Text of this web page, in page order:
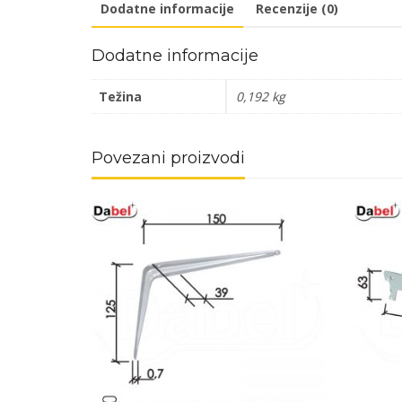
Dodatne informacije Recenzije (0)
Dodatne informacije
Težina 0,192 kg
Povezani proizvodi